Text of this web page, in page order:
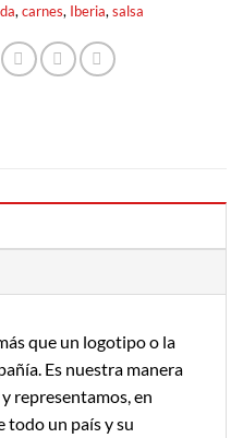
, carnes, Iberia, salsa
que un logotipo o la
Es nuestra manera
representamos, en
todo un país y su